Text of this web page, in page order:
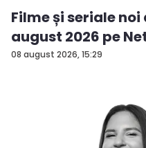
08 august 2026, 15:29
Filme și seriale
august 2026 pe